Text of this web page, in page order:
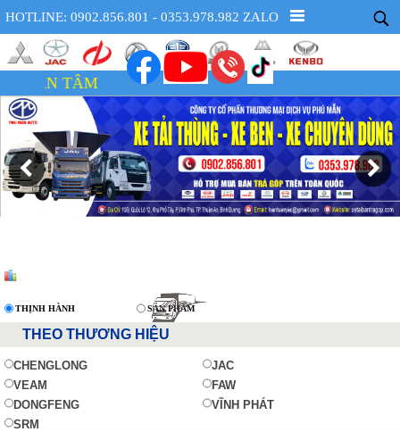
HOTLINE: 0902.856.801 - 0353.978.982 ZALO
THỊNH HÀNH SẢN PHẨM
THEO THƯƠNG HIỆU
CHENGLONG
JAC
VEAM
FAW
DONGFENG
VĨNH PHÁT
SRM